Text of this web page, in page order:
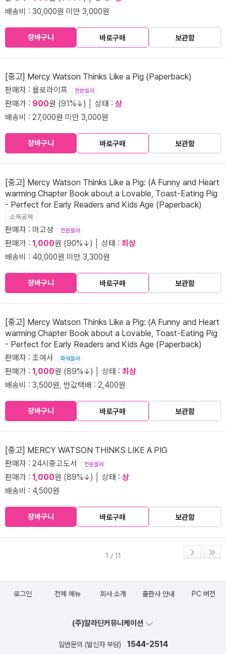
배송비 : 30,000원 미만 3,000원
장바구니 바로구매 보관함
[중고] Mercy Watson Thinks Like a Pig (Paperback)
판매자 : 욜로라이프 전문셀러
판매가 : 900원 (91%↓) │ 상태 : 상
배송비 : 27,000원 미만 3,000원
장바구니 바로구매 보관함
[중고] Mercy Watson Thinks Like a Pig: (A Funny and Heart
warming Chapter Book about a Lovable, Toast-Eating Pig
- Perfect for Early Readers and Kids Age (Paperback)
소득공제
판매자 : 마고성 전문셀러
판매가 : 1,000원 (90%↓) │ 상태 : 최상
배송비 : 40,000원 미만 3,300원
장바구니 바로구매 보관함
[중고] Mercy Watson Thinks Like a Pig: (A Funny and Heart
warming Chapter Book about a Lovable, Toast-Eating Pig
- Perfect for Early Readers and Kids Age (Paperback)
판매자 : 조여사 파워셀러
판매가 : 1,000원 (89%↓) │ 상태 : 최상
배송비 : 3,500원, 반값택배 : 2,400원
장바구니 바로구매 보관함
[중고] MERCY WATSON THINKS LIKE A PIG
판매자 : 24시중고도서 전문셀러
판매가 : 1,000원 (89%↓) │ 상태 : 상
배송비 : 4,500원
장바구니 바로구매 보관함
1 / 11
로그인 전체 메뉴 회사 소개 출판사 안내 PC 버전
(주)알라딘커뮤니케이션
일반문의 (발신자 부담) 1544-2514